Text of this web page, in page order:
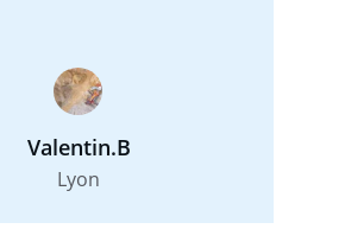
Valentin.B
Lyon